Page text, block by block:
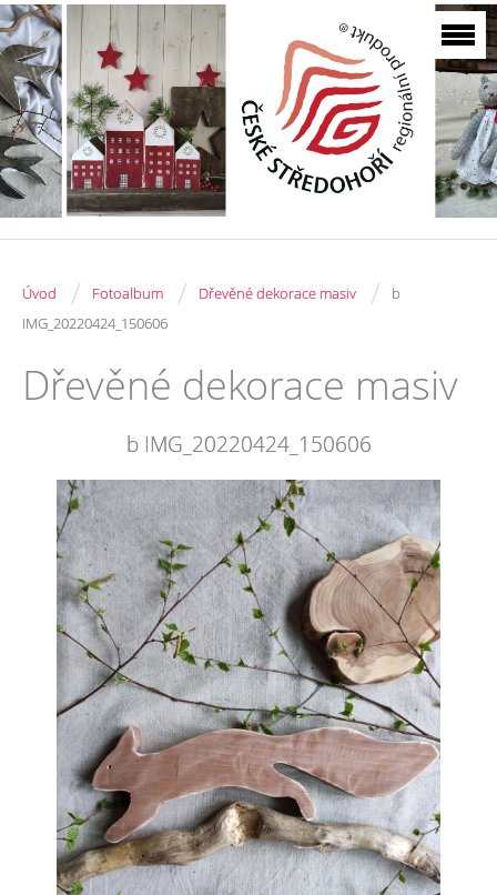
Úvod / Fotoalbum / Dřevěné dekorace masiv /
b
IMG_20220424_150606
Dřevěné dekorace masiv
b IMG_20220424_150606